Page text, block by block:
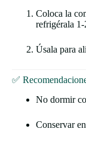
Coloca la
refrigérala 1-
Úsala para
✅
No dormir
Conservar